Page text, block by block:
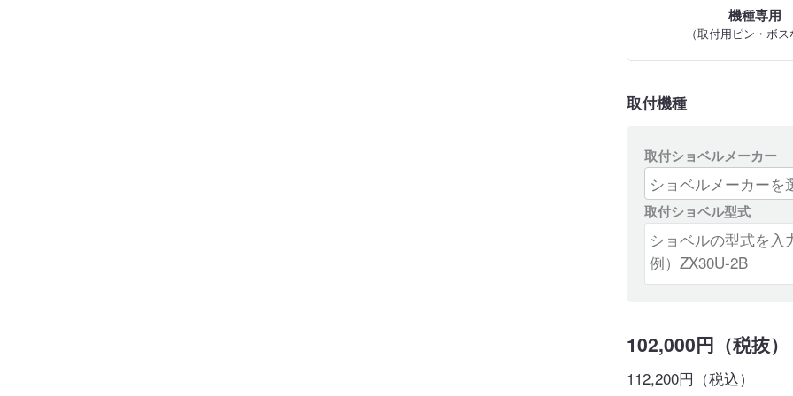
機種専用
（取付用ピン・ボ
取付機種
取付ショベルメーカー
取付ショベル型式
102,000円（税抜）
112,200円（税込）